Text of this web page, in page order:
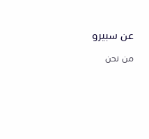
عن سبيرو
من نحن